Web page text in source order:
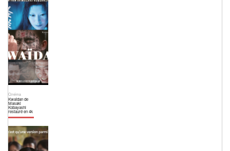
Cinéma
Kwaïdan de
Masaki
Kobayashi
restauré en 4k